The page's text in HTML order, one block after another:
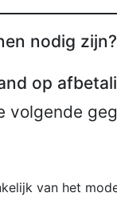
nodig zijn?
op
volgende
van het